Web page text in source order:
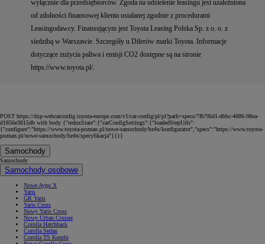
wyłącznie dla przedsiębiorców. Zgoda na udzielenie leasingu jest uzależniona
od zdolności finansowej klienta ustalanej zgodnie z procedurami
Leasingodawcy. Finansującym jest Toyota Leasing Polska Sp. z o. o. z
siedzibą w Warszawie. Szczegóły u Dilerów marki Toyota. Informacje
dotyczące zużycia paliwa i emisji CO2 dostępne są na stronie
https://www.toyota.pl/.
POST https://dxp-webcarconfig.toyota-europe.com/v1/car-config/pl/pl?path=specs/7fb7f6d1-dbbc-4886-98ea-
d1856e3815db with body {"reduxState":{"carConfigSettings":{"loadedStepUrls":
{"configure":"https://www.toyota-poznan.pl/nowe-samochody/bz4x/konfigurator","specs":"https://www.toyota-
poznan.pl/nowe-samochody/bz4x/specyfikacja"}}}}
Samochody
Samochody
Samochody osobowe
Nowe Aygo X
Yaris
GR Yaris
Yaris Cross
Nowy Yaris Cross
Nowy Urban Cruiser
Corolla Hatchback
Corolla Sedan
Corolla TS Kombi